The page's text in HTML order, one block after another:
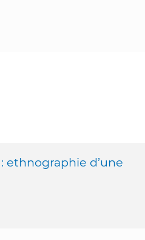
ethnographie d’une